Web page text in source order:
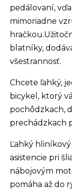
pedálovaní,
mimoriadne
blatníky,
všestrannosť.
Chcete ľahký,
bicykel, ktorý
pochôdzkach,
prechádzkach
Ľahký
asistencie pri
nábojovým
pomáha až do